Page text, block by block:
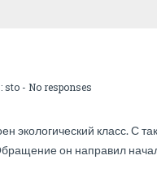
sto - No responses
экологический класс. С
он направил